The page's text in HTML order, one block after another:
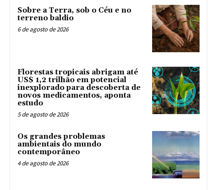
Sobre a Terra, sob o Céu e no
terreno baldio
6 de agosto de 2026
Florestas tropicais abrigam até
US$ 1,2 trilhão em potencial
inexplorado para descoberta de
novos medicamentos, aponta
estudo
5 de agosto de 2026
Os grandes problemas
ambientais do mundo
contemporâneo
4 de agosto de 2026